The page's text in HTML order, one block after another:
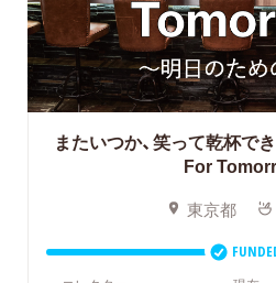
またいつか、笑って乾杯で
For
東京都